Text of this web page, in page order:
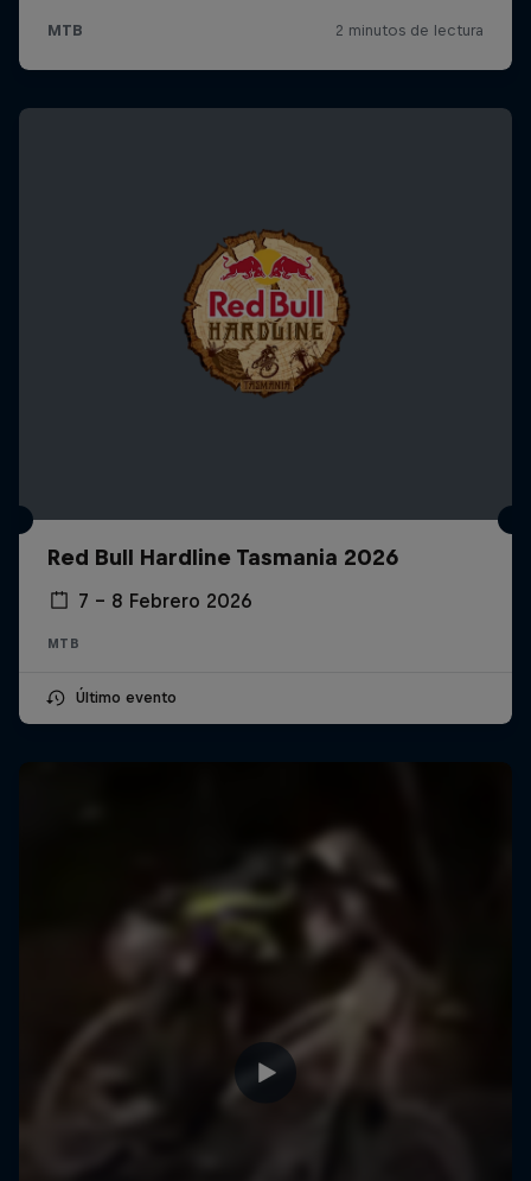
Red Bull Hardline Tasmania 2026
7 – 8 Febrero 2026
MTB
Último evento